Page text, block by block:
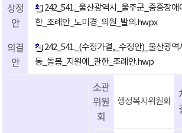
상정
안
242_541._울산광역시_울주군_중증장
한_조례안_노미경_의원_발의.hwpx
의결
안
242_541._(수정가결,_수정안)_울산광
동_돌봄_지원에_관한_조례안.hwp
소관
위원
회
행정복지위원회